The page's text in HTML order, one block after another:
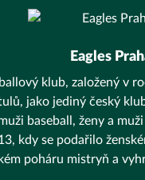
Eagles
klub, založený v
jako jediný český
baseball, ženy a
kdy se podařilo
poháru mistryň a